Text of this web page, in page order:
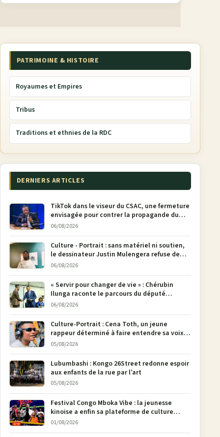
PATRIMOINE & HISTOIRE
Royaumes et Empires
Tribus
Traditions et ethnies de la RDC
DERNIERS ARTICLES
TikTok dans le viseur du CSAC, une fermeture
envisagée pour contrer la propagande du
M23
06/08/2026
Culture - Portrait : sans matériel ni soutien,
le dessinateur Justin Mulengera refuse de
poser son crayon
06/08/2026
« Servir pour changer de vie » : Chérubin
Ilunga raconte le parcours du député
national Jethro Muyombi Tshimbu en 137
06/08/2026
Culture-Portrait : Cena Toth, un jeune
rappeur déterminé à faire entendre sa voix à
Bunia
05/08/2026
Lubumbashi : Kongo 26Street redonne espoir
aux enfants de la rue par l’art
05/08/2026
Festival Congo Mboka Vibe : la jeunesse
kinoise a enfin sa plateforme de culture
urbaine
01/08/2026